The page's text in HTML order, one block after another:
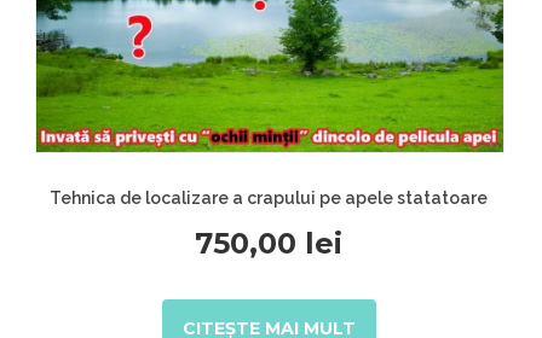
Tehnica de localizare a crapului pe apele statatoare
750,00 lei
CITEȘTE MAI MULT